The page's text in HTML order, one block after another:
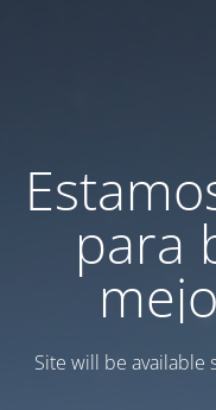
para
Site will be available